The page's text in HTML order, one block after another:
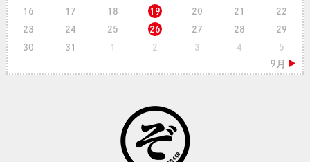
16 17 18 19 20 21 22
23 24 25 26 27 28 29
30 31 1 2 3 4 5